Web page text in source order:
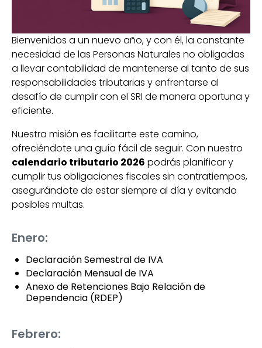
Bienvenidos a un nuevo año, y con él, la constante
necesidad de las Personas Naturales no obligadas
a llevar contabilidad de mantenerse al tanto de sus
responsabilidades tributarias y enfrentarse al
desafío de cumplir con el SRI de manera oportuna y
eficiente.
Nuestra misión es facilitarte este camino,
ofreciéndote una guía fácil de seguir. Con nuestro
calendario tributario 2026 podrás planificar y
cumplir tus obligaciones fiscales sin contratiempos,
asegurándote de estar siempre al día y evitando
posibles multas.
Enero:
Declaración Semestral de IVA
Declaración Mensual de IVA
Anexo de Retenciones Bajo Relación de
Dependencia (RDEP)
Febrero: